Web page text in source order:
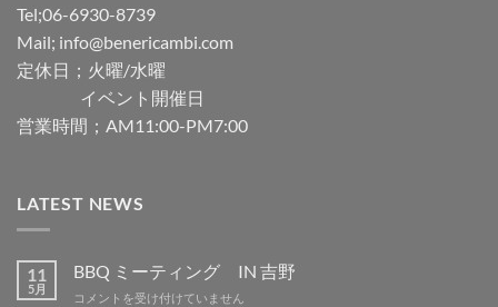
Tel;06-6930-8739
Mail; info@benericambi.com
定休日；火曜/水曜
イベント開催日
営業時間；AM11:00-PM7:00
LATEST NEWS
11
5月
BBQ ミーティング IN 吉野
BBQ
コメントを受け付けていません